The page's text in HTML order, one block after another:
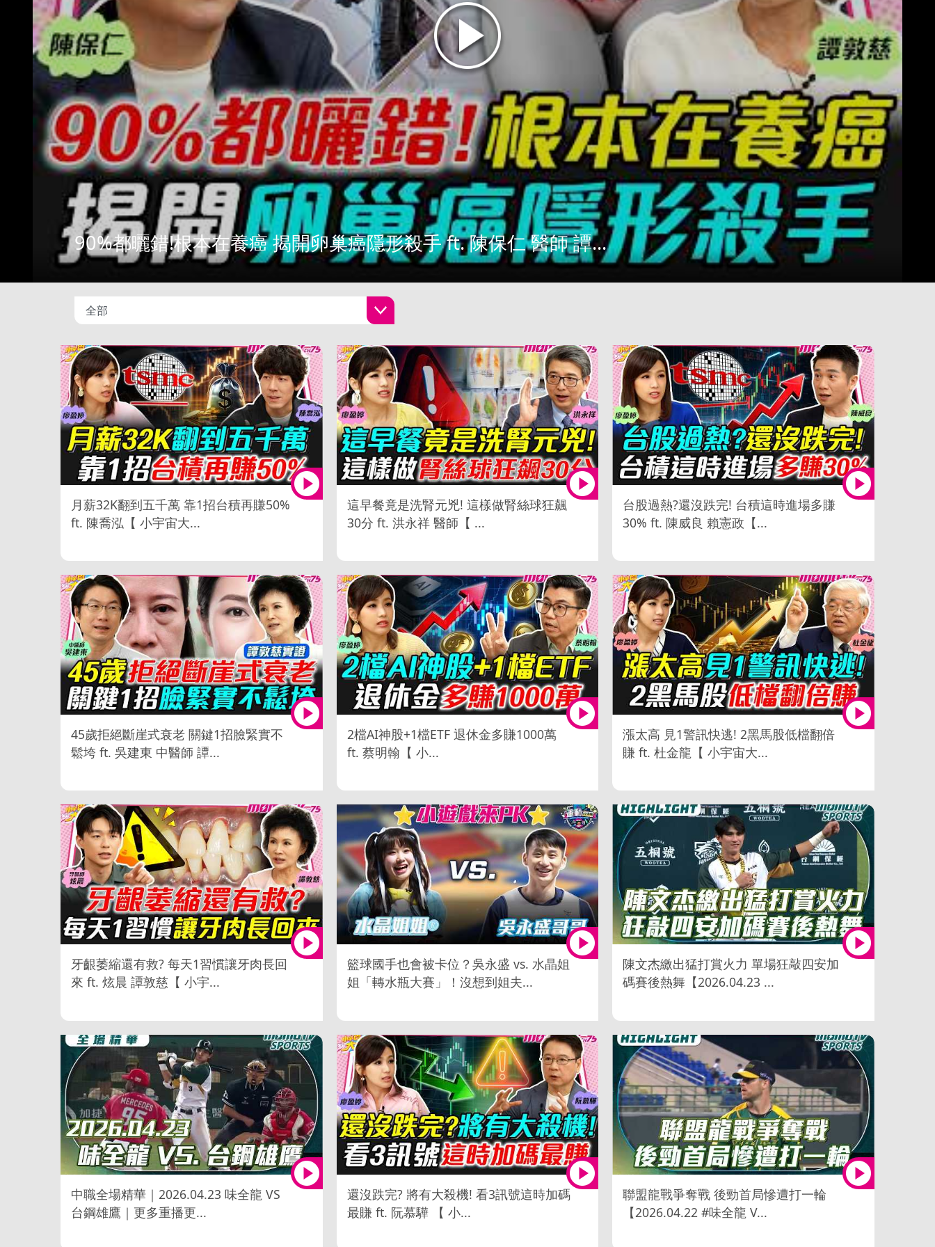
90%都曬錯!根本在養癌 揭開卵巢癌隱形殺手 ft. 陳保仁 醫師 譚...
月薪32K翻到五千萬 靠1招台積再賺50%
ft. 陳喬泓【 小宇宙大...
這早餐竟是洗腎元兇! 這樣做腎絲球狂飆
30分 ft. 洪永祥 醫師【 ...
台股過熱?還沒跌完! 台積這時進場多賺
30% ft. 陳威良 賴憲政【...
45歲拒絕斷崖式衰老 關鍵1招臉緊實不
鬆垮 ft. 吳建東 中醫師 譚...
2檔AI神股+1檔ETF 退休金多賺1000萬
ft. 蔡明翰【 小...
漲太高 見1警訊快逃! 2黑馬股低檔翻倍
賺 ft. 杜金龍【 小宇宙大...
牙齦萎縮還有救? 每天1習慣讓牙肉長回
來 ft. 炫晨 譚敦慈【 小宇...
籃球國手也會被卡位？吳永盛 vs. 水晶姐
姐「轉水瓶大賽」！沒想到姐夫...
陳文杰繳出猛打賞火力 單場狂敲四安加
碼賽後熱舞【2026.04.23 ...
中職全場精華｜2026.04.23 味全龍 VS
台鋼雄鷹｜更多重播更...
還沒跌完? 將有大殺機! 看3訊號這時加碼
最賺 ft. 阮慕驊 【 小...
聯盟龍戰爭奪戰 後勁首局慘遭打一輪
【2026.04.22 #味全龍 V...